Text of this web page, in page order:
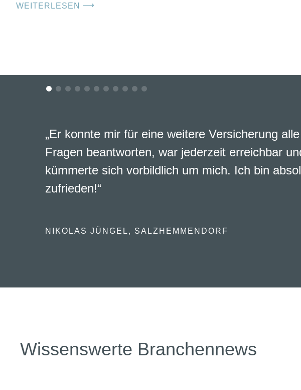
WEITERLESEN ⟶
„Er konnte mir für eine weitere Versicherung alle
Fragen beantworten, war jederzeit erreichbar
kümmerte sich vorbildlich um mich. Ich bin
zufrieden!“
NIKOLAS JÜNGEL, SALZHEMMENDORF
Wissenswerte Branchennews